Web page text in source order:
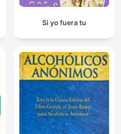
Si yo fuera tu